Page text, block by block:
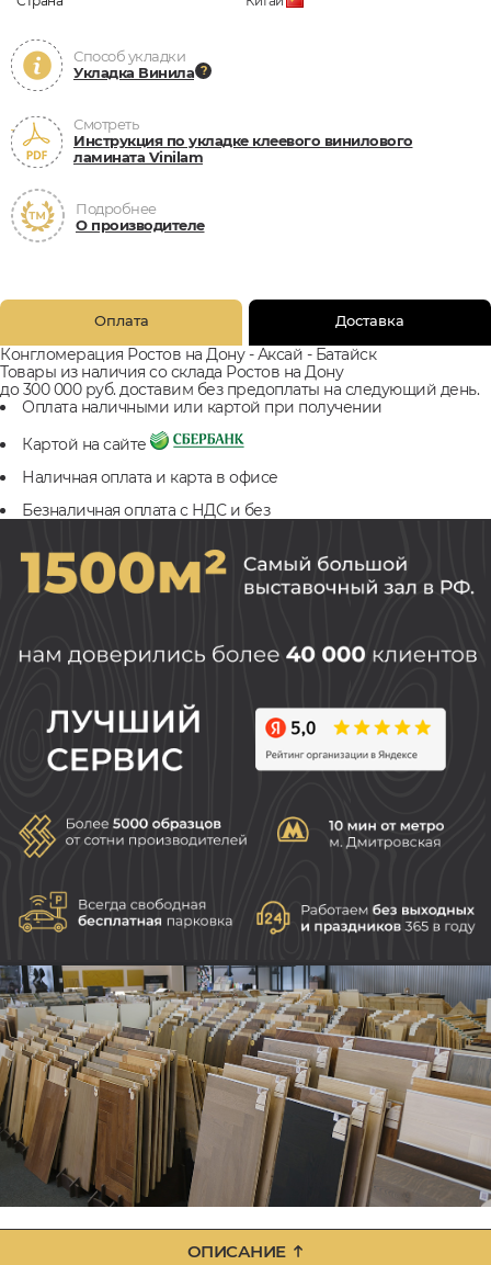
Способ укладки
Укладка Винила
Смотреть
Инструкция по укладке клеевого винилового
ламината Vinilam
Подробнее
О производителе
Оплата Доставка
Конгломерация Ростов на Дону - Аксай - Батайск
Товары из наличия со склада Ростов на Дону
до 300 000 руб. доставим без предоплаты на следующий день.
Оплата наличными или картой при получении
Картой на сайте
Наличная оплата и карта в офисе
Безналичная оплата с НДС и без
ОПИСАНИЕ